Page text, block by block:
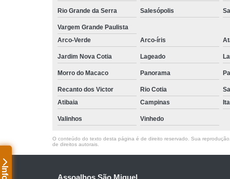
Rio Grande da Serra Salesópolis
Vargem Grande Paulista
Arco-Verde
Arco-íris
Jardim Nova Cotia Lageado
Morro do Macaco Panorama
Recanto dos Victor Rio Cotia
Atibaia
Campinas
Valinhos Vinhedo
O conteúdo do texto desta página é de direito reservado. Sua
de direitos autorais
Assoalhos São Miguel